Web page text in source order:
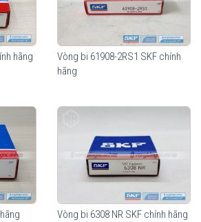
có sẵn mỡ bôi trơn bên trong và sử dụng
su (2RS1), thích hợp sử dụng trong môi
tố nước.
hãng
Vòng bi 61908-2RS1 SKF chính
hãng
Vòng bi 6308 NR SKF chính hãng